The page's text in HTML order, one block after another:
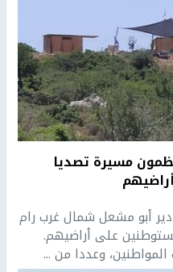
مسيرة تصديا
دير أبو مشعل شمال غرب رام
على أراضيهم.
وعددا من ...